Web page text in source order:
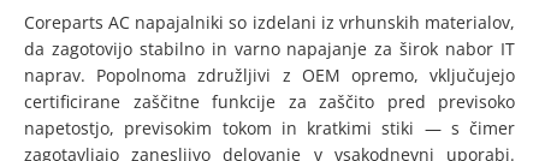
Coreparts AC napajalniki so izdelani iz vrhunskih materialov,
da zagotovijo stabilno in varno napajanje za širok nabor IT
naprav. Popolnoma združljivi z OEM opremo, vključujejo
certificirane zaščitne funkcije za zaščito pred previsoko
napetostjo, previsokim tokom in kratkimi stiki — s čimer
zagotavljajo zanesljivo delovanje v vsakodnevni uporabi.